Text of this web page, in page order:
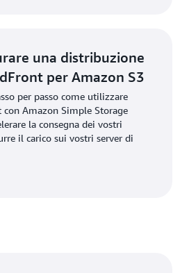
una distribuzione
per Amazon S3
per passo come utilizzare
Amazon Simple Storage
la consegna dei vostri
il carico sui vostri server di